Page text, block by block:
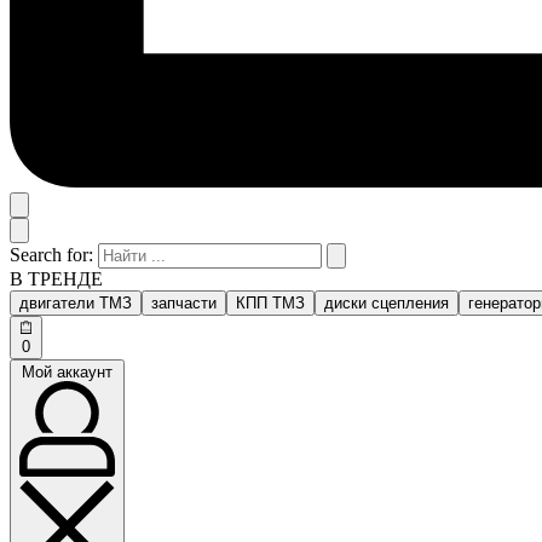
Search for:
В ТРЕНДЕ
двигатели ТМЗ запчасти КПП ТМЗ диски сцепления
0
Мой аккаунт